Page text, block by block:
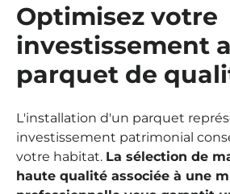
Optimisez votre
investissement
parquet de
L'installation d'un parquet
investissement patrimonial
votre habitat. La sélection de
haute qualité associée à une